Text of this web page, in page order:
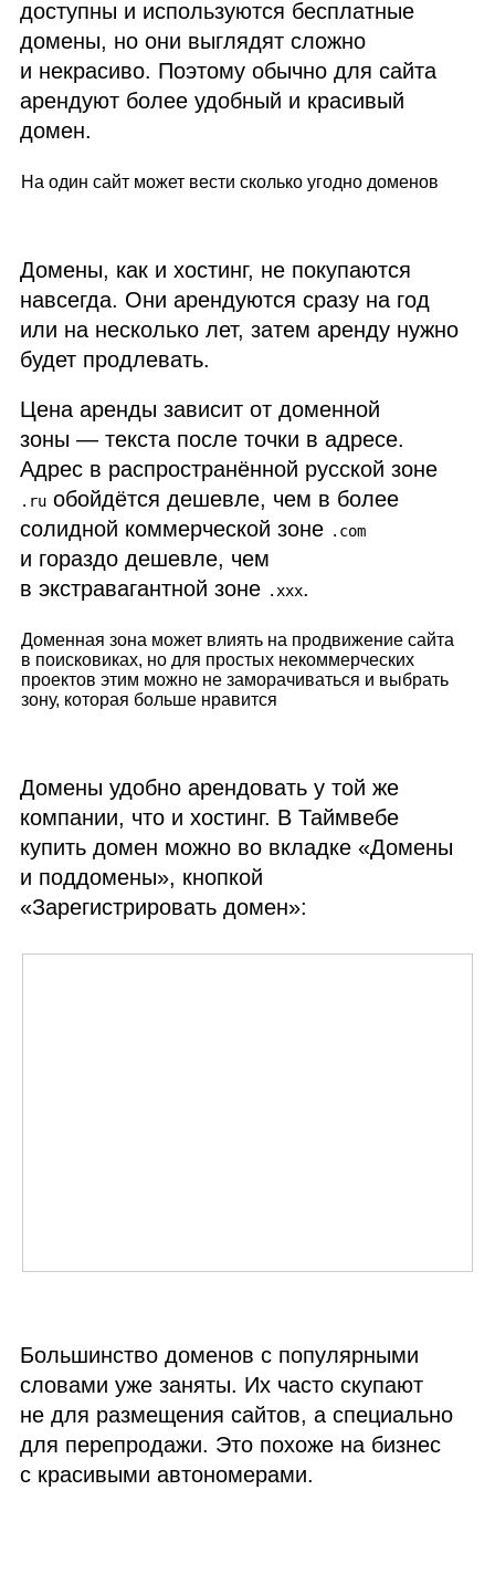
доступны и используются бесплатные
домены, но они выглядят сложно
и некрасиво. Поэтому обычно для сайта
арендуют более удобный и красивый
домен.
На один сайт может вести сколько угодно доменов
Домены, как и хостинг, не покупаются
навсегда. Они арендуются сразу на год
или на несколько лет, затем аренду нужно
будет продлевать.
Цена аренды зависит от доменной
зоны — текста после точки в адресе.
Адрес в распространённой русской зоне
.ru обойдётся дешевле, чем в более
солидной коммерческой зоне .com
и гораздо дешевле, чем
в экстравагантной зоне .xxx.
Доменная зона может влиять на продвижение сайта
в поисковиках, но для простых некоммерческих
проектов этим можно не заморачиваться и выбрать
зону, которая больше нравится
Домены удобно арендовать у той же
компании, что и хостинг. В Таймвебе
купить домен можно во вкладке «Домены
и поддомены», кнопкой
«Зарегистрировать домен»:
Большинство доменов с популярными
словами уже заняты. Их часто скупают
не для размещения сайтов, а специально
для перепродажи. Это похоже на бизнес
с красивыми автономерами.